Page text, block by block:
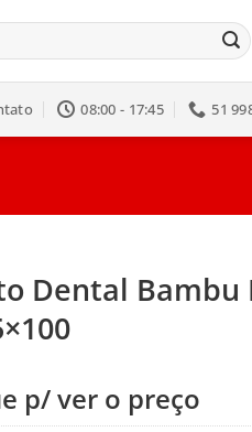
08:00 - 17:45 51
Dental Bambu
p/ ver o preço